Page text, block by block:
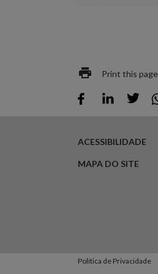
Print this page
ACESSIBILIDADE
MAPA DO SITE
Política de Privacidade